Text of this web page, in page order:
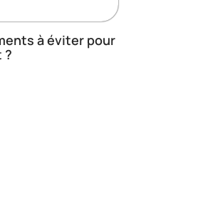
à éviter pour
?